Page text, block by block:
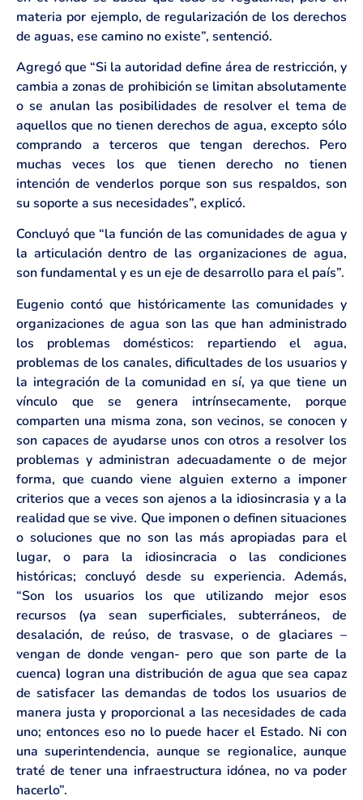
materia por ejemplo, de regularización de los derechos
de aguas, ese camino no existe”, sentenció.
Agregó que “Si la autoridad define área de restricción, y
cambia a zonas de prohibición se limitan absolutamente
o se anulan las posibilidades de resolver el tema de
aquellos que no tienen derechos de agua, excepto sólo
comprando a terceros que tengan derechos. Pero
muchas veces los que tienen derecho no tienen
intención de venderlos porque son sus respaldos, son
su soporte a sus necesidades”, explicó.
Concluyó que “la función de las comunidades de agua y
la articulación dentro de las organizaciones de agua,
son fundamental y es un eje de desarrollo para el país”.
Eugenio contó que históricamente las comunidades y
organizaciones de agua son las que han administrado
los problemas domésticos: repartiendo el agua,
problemas de los canales, dificultades de los usuarios y
la integración de la comunidad en sí, ya que tiene un
vínculo que se genera intrínsecamente, porque
comparten una misma zona, son vecinos, se conocen y
son capaces de ayudarse unos con otros a resolver los
problemas y administran adecuadamente o de mejor
forma, que cuando viene alguien externo a imponer
criterios que a veces son ajenos a la idiosincrasia y a la
realidad que se vive. Que imponen o definen situaciones
o soluciones que no son las más apropiadas para el
lugar, o para la idiosincracia o las condiciones
históricas; concluyó desde su experiencia. Además,
“Son los usuarios los que utilizando mejor esos
recursos (ya sean superficiales, subterráneos, de
desalación, de reúso, de trasvase, o de glaciares –
vengan de donde vengan- pero que son parte de la
cuenca) logran una distribución de agua que sea capaz
de satisfacer las demandas de todos los usuarios de
manera justa y proporcional a las necesidades de cada
uno; entonces eso no lo puede hacer el Estado. Ni con
una superintendencia, aunque se regionalice, aunque
traté de tener una infraestructura idónea, no va poder
hacerlo”.